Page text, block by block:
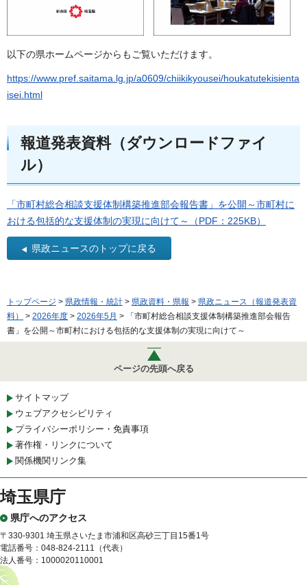
以下の県ホームページからもご覧いただけます。
https://www.pref.saitama.lg.jp/a0609/chiikikyousei/houkatutekisienta
isei.html
報道発表資料（ダウンロードファイ
ル）
「市町村総合相談支援体制構築推進部会報告書」を公開～市町村に
おける包括的な支援体制の実現に向けて～（PDF：225KB）
県政ニュースのトップに戻る
トップページ > 県政情報・統計 > 県政資料・県報 > 県政ニュース（報道発表資
料）
> 2026年度 > 2026年5月 > 「市町村総合相談支援体制構築推進部会報告
書」を公開～市町村における包括的な支援体制の実現に向けて～
ページの先頭へ戻る
サイトマップ
ウェブアクセシビリティ
プライバシーポリシー・免責事項
著作権・リンクについて
関係機関リンク集
埼玉県庁
県庁へのアクセス
〒330-9301 埼玉県さいたま市浦和区高砂三丁目15番1号
電話番号：048-824-2111（代表）
法人番号：1000020110001